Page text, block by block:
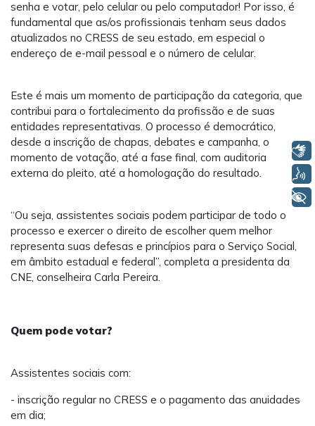
senha e votar, pelo celular ou pelo computador! Por isso, é
fundamental que as/os profissionais tenham seus dados
atualizados no CRESS de seu estado, em especial o
endereço de e-mail pessoal e o número de celular.
Este é mais um momento de participação da categoria, que
contribui para o fortalecimento da profissão e de suas
entidades representativas. O processo é democrático,
desde a inscrição de chapas, debates e campanha, o
momento de votação, até a fase final, com auditoria
externa do pleito, até a homologação do resultado.
“Ou seja, assistentes sociais podem participar de todo o
processo e exercer o direito de escolher quem melhor
representa suas defesas e princípios para o Serviço Social,
em âmbito estadual e federal”, completa a presidenta da
CNE, conselheira Carla Pereira.
Quem pode votar?
Assistentes sociais com:
- inscrição regular no CRESS e o pagamento das anuidades
em dia;
Libras
Voz